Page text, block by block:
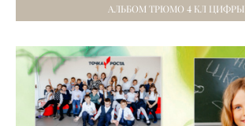
АЛЬБОМ ТРЮМО 4 КЛ ЦИФРЫ